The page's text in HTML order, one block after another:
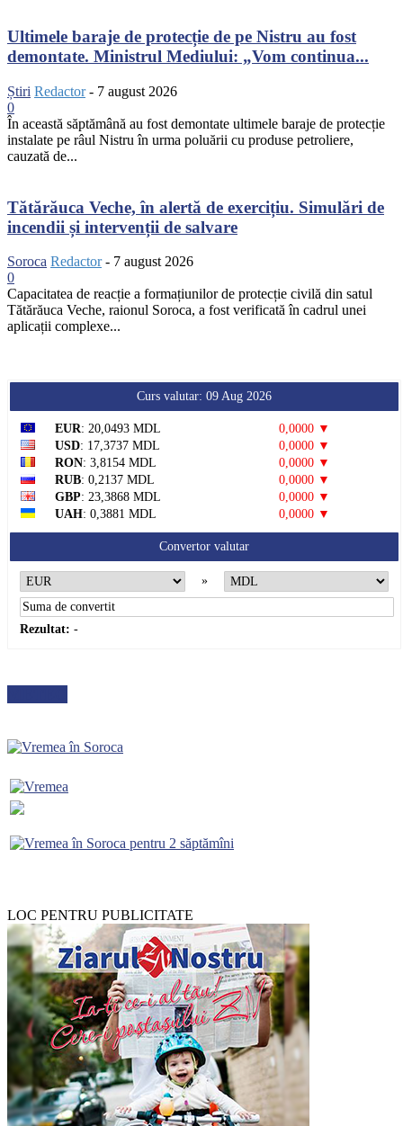
Ultimele baraje de protecție de pe Nistru au fost
demontate. Ministrul Mediului: „Vom continua...
Știri Redactor - 7 august 2026
0
În această săptămână au fost demontate ultimele baraje de protecție
instalate pe râul Nistru în urma poluării cu produse petroliere,
cauzată de...
Tătărăuca Veche, în alertă de exercițiu. Simulări de
incendii și intervenții de salvare
Soroca Redactor - 7 august 2026
0
Capacitatea de reacție a formațiunilor de protecție civilă din satul
Tătărăuca Veche, raionul Soroca, a fost verificată în cadrul unei
aplicații complexe...
Curs valutar: 09 Aug 2026
EUR: 20,0493 MDL
0,0000 ▼
USD: 17,3737 MDL
0,0000 ▼
RON: 3,8154 MDL
0,0000 ▼
RUB: 0,2137 MDL
0,0000 ▼
GBP: 23,3868 MDL
0,0000 ▼
UAH: 0,3881 MDL 0,0000 ▼
Convertor valutar
»
Rezultat: -
LOC PENTRU PUBLICITATE